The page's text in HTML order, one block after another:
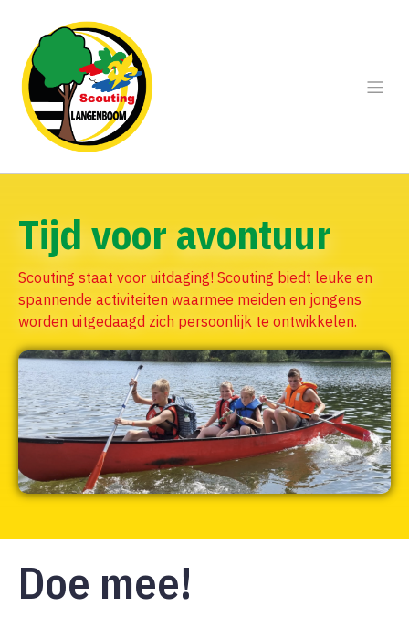
Tijd voor avontuur
Scouting staat voor uitdaging! Scouting biedt leuke en
spannende activiteiten waarmee meiden en jongens
worden uitgedaagd zich persoonlijk te ontwikkelen.
Doe mee!